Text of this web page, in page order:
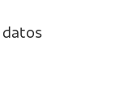
datos